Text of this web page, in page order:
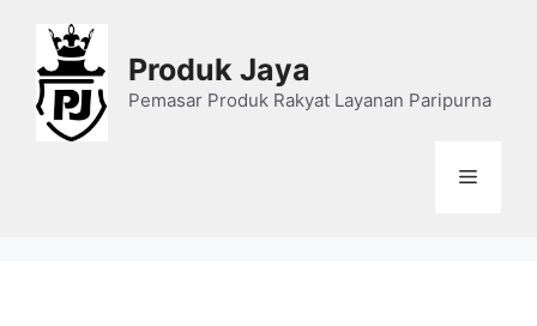
content
Produk Jaya
Pemasar Produk Rakyat Layanan Paripurna
Menu